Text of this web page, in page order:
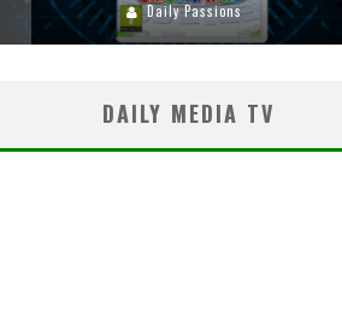
Daily Passions
DAILY MEDIA TV